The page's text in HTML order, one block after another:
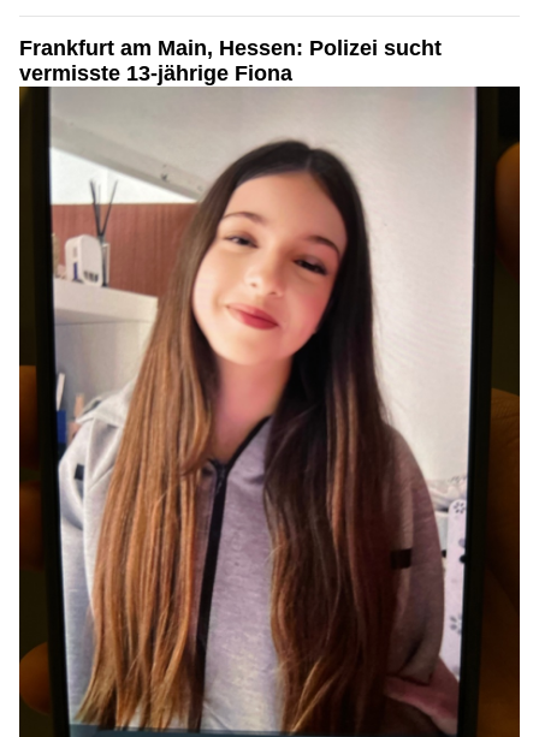
Frankfurt am Main, Hessen: Polizei sucht
vermisste 13-jährige Fiona